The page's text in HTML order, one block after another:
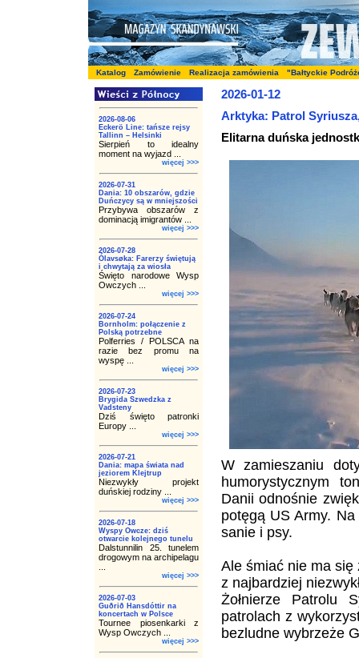
Katalog Zamówienie Realizacja zamówienia "Bałtyckie
2026-08-06
Eckerö Line: tańsze rejsy
Tallinn – Helsinki
Sierpień to idealny
moment na wyjazd ...
więcej >>>
2026-07-31
Dania: 10 obszarów, gdzie
Duńczycy są w mniejszości
Przybywa obszarów z
dominacją imigrantów ...
więcej >>>
2026-07-28
Ólavsøka: Farerzy świętują
i chwytają za wiosła
Święto narodowe Wysp
Owczych ...
więcej >>>
2026-07-24
Bornholm: połączenie z
Polską potrzebne
Polferries / POLSCA na
razie bez promu na
wyspę ...
więcej >>>
2026-07-23
Brygida Szwedzka z
Vadsteny
Dziś święto patronki
Europy ...
więcej >>>
2026-07-21
Dania: mapa świata nad
jeziorem Klejtrup
Niezwykły projekt
duńskiej rodziny ...
więcej >>>
2026-07-18
Wyspy Owcze: dziś
otwarcie kolejnego tunelu
Dalstunnilin 25. tunelem
drogowym na archipelagu
więcej >>>
2026-07-03
Guðrið Hansdóttir na
koncertach w Polsce
Tournee piosenkarki z
Wysp Owczych ...
więcej >>>
2026-01-12
Arktyka: Patrol
Elitarna duńska
W zamieszaniu
humorystycznym
Danii odnośnie
potęgą US Army.
sanie i psy.
Ale śmiać nie ma
z najbardziej
Żołnierze Patrolu
patrolach z
bezludne wybrzeże